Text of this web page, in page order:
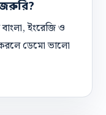
ইংরেজি ও
করলে ডেমো ভালো